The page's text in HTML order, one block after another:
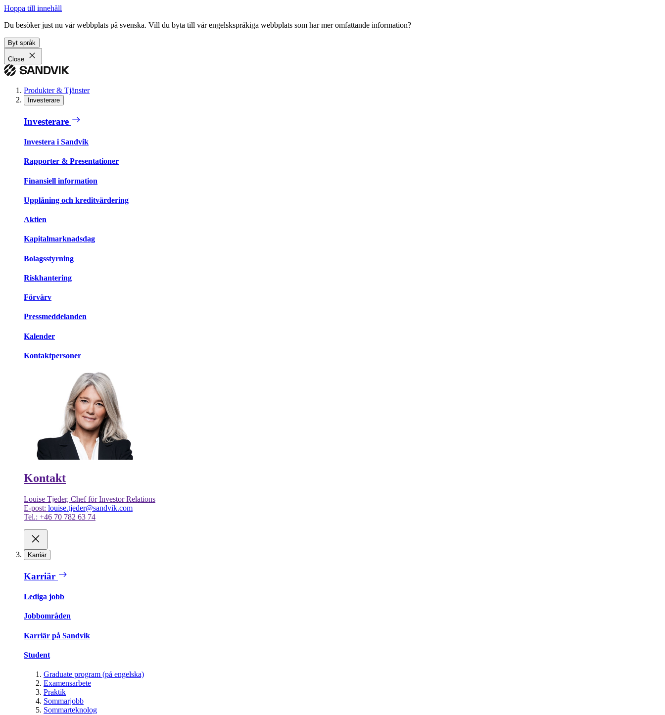
Hoppa till innehåll
Du besöker just nu vår webbplats på svenska. Vill du byta till vår engelskspråkiga webbplats som har mer omfattande information?
Byt språk
Close
Produkter & Tjänster
Investerare
Investerare
Investera i Sandvik
Rapporter & Presentationer
Finansiell information
Upplåning och kreditvärdering
Aktien
Kapitalmarknadsdag
Bolagsstyrning
Riskhantering
Förvärv
Pressmeddelanden
Kalender
Kontaktpersoner
Kontakt
Louise Tjeder, Chef för Investor Relations
E-post: louise.tjeder@sandvik.com
Tel.: +46 70 782 63 74
Karriär
Karriär
Lediga jobb
Jobbområden
Karriär på Sandvik
Student
Graduate program (på engelska)
Examensarbete
Praktik
Sommarjobb
Sommarteknolog